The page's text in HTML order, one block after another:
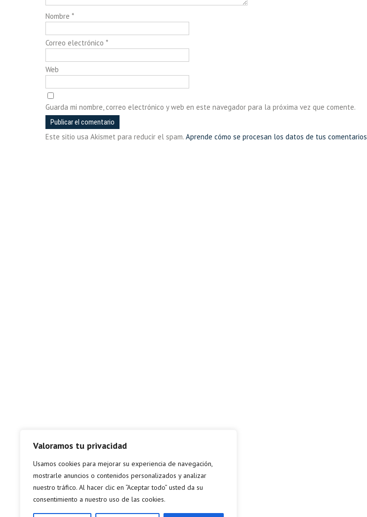
Valoramos tu privacidad
Usamos cookies para mejorar su experiencia de navegación,
mostrarle anuncios o contenidos personalizados y analizar
nuestro tráfico. Al hacer clic en “Aceptar todo” usted da su
consentimiento a nuestro uso de las cookies.
Nombre *
Correo electrónico *
Web
Guarda mi nombre, correo electrónico y web en este navegador para la próxima vez que comente.
Este sitio usa Akismet para reducir el spam. Aprende cómo se procesan los datos de tus comentarios